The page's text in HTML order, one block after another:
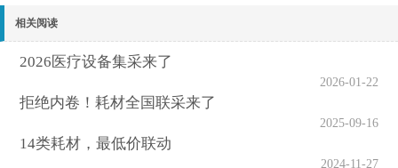
相关阅读
2026医疗设备集采来了
2026-01-22
拒绝内卷！耗材全国联采来了
2025-09-16
14类耗材，最低价联动
2024-11-27